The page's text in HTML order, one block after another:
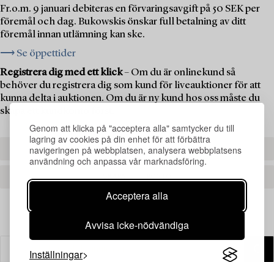
Genom att klicka på "acceptera alla" samtycker du till
lagring av cookies på din enhet för att förbättra
navigeringen på webbplatsen, analysera webbplatsens
användning och anpassa vår marknadsföring.
Acceptera alla
Avvisa icke-nödvändiga
Inställningar
Fr.o.m. 9 januari debiteras en förvaringsavgift på 50 SEK per
föremål och dag. Bukowskis önskar full betalning av ditt
föremål innan utlämning kan ske.
⟶ Se öppettider
Registrera dig med ett klick– Om du är onlinekund så
behöver du registrera dig som kund för liveauktioner för att
kunna delta i auktionen. Om du är ny kund hos oss måste du
skapa ett kundkonto först.
REGISTRERA DIG